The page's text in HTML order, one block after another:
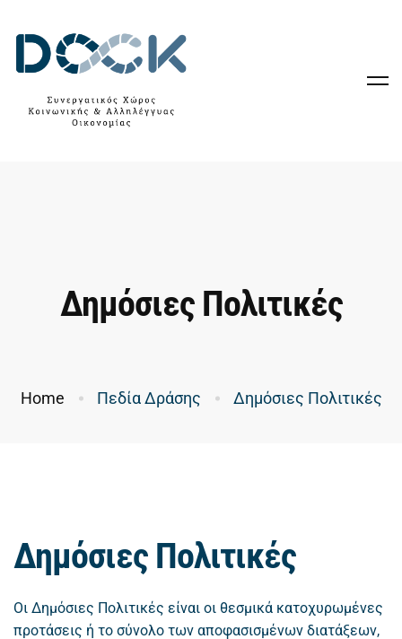
Δημόσιες Πολιτικές
Home Πεδία Δράσης Δημόσιες Πολιτικές
Δημόσιες Πολιτικές
Οι Δημόσιες Πολιτικές είναι οι θεσμικά κατοχυρωμένες
προτάσεις ή το σύνολο των αποφασισμένων διατάξεων,